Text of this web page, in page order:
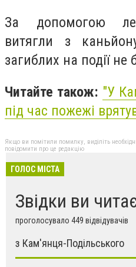
За допомогою
витягли з
загиблих на події не
Читайте також: "У
під час пожежі
Якщо ви помітили помилку, виділіть
повідомити про це редакцію
ГОЛОС МІСТА
Звідки ви
проголосувало 449 відвідувачів
з Кам'янця-Подільського